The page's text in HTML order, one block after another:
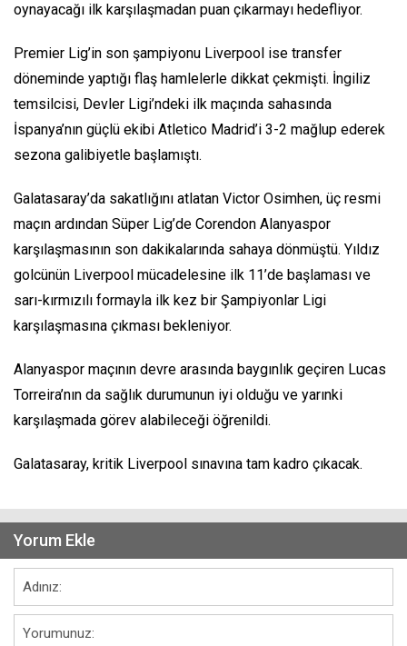
oynayacağı ilk karşılaşmadan puan çıkarmayı hedefliyor.
Premier Lig’in son şampiyonu Liverpool ise transfer
döneminde yaptığı flaş hamlelerle dikkat çekmişti. İngiliz
temsilcisi, Devler Ligi’ndeki ilk maçında sahasında
İspanya’nın güçlü ekibi Atletico Madrid’i 3-2 mağlup ederek
sezona galibiyetle başlamıştı.
Galatasaray’da sakatlığını atlatan Victor Osimhen, üç resmi
maçın ardından Süper Lig’de Corendon Alanyaspor
karşılaşmasının son dakikalarında sahaya dönmüştü. Yıldız
golcünün Liverpool mücadelesine ilk 11’de başlaması ve
sarı-kırmızılı formayla ilk kez bir Şampiyonlar Ligi
karşılaşmasına çıkması bekleniyor.
Alanyaspor maçının devre arasında baygınlık geçiren Lucas
Torreira’nın da sağlık durumunun iyi olduğu ve yarınki
karşılaşmada görev alabileceği öğrenildi.
Galatasaray, kritik Liverpool sınavına tam kadro çıkacak.
Yorum Ekle